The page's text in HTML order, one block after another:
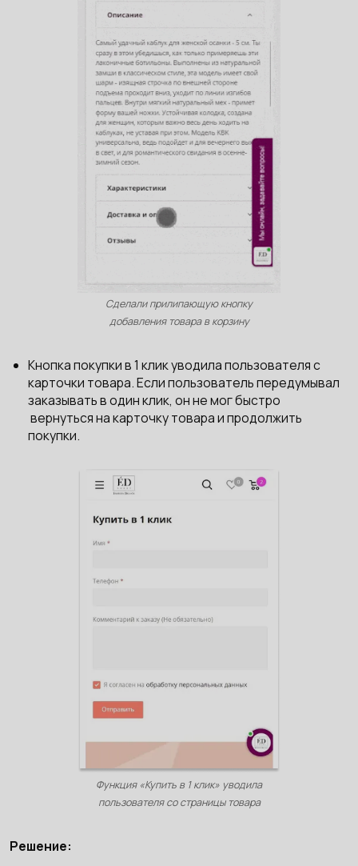
Сделали прилипающую кнопку
добавления товара в корзину
Кнопка покупки в 1 клик уводила пользователя с
карточки товара. Если пользователь передумывал
заказывать в один клик, он не мог быстро
вернуться на карточку товара и продолжить
покупки.
Функция «Купить в 1 клик» уводила
пользователя со страницы товара
Решение: